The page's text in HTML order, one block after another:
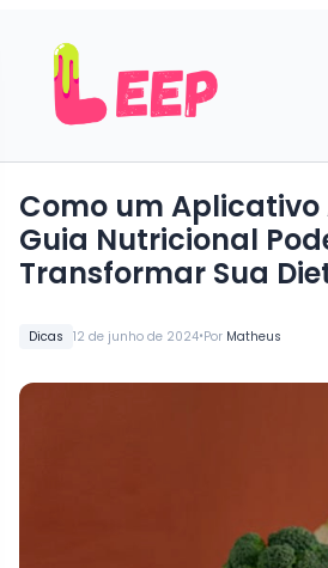
Dicas 12 de junho de 2024•Por Matheus
Como um Aplicativo
Guia Nutricional
Transformar Sua